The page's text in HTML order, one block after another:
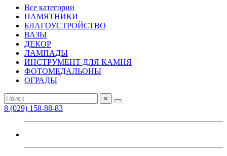
Все категории
ПАМЯТНИКИ
БЛАГОУСТРОЙСТВО
ВАЗЫ
ДЕКОР
ЛАМПАДЫ
ИНСТРУМЕНТ ДЛЯ КАМНЯ
ФОТОМЕДАЛЬОНЫ
ОГРАДЫ
×
8 (029) 158-88-83